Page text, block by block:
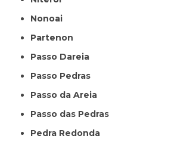
Nonoai
Partenon
Passo Dareia
Passo Pedras
Passo da Areia
Passo das Pedras
Pedra Redonda